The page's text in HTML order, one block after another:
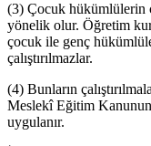
(3) Çocuk hükümlülerin
yönelik olur. Öğretim
çocuk ile genç
çalıştırılmazlar.
(4) Bunların
Meslekî Eğitim
uygulanır.